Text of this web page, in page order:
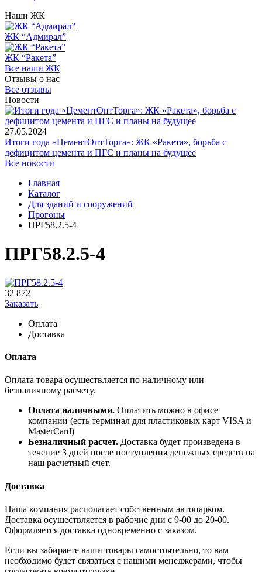
Наши ЖК
ЖК “Адмирал”
ЖК “Ракета”
Все наши ЖК
Отзывы о нас
Все отзывы
Новости
27.05.2024
Итоги года «ЦементОптТорга»: ЖК «Ракета», борьба с
дефицитом цемента и ПГС и планы на будущее
Все новости
Главная
Каталог
Для зданий и сооружений
Прогоны
ПРГ58.2.5-4
ПРГ58.2.5-4
32 872
Заказать
Оплата
Доставка
Оплата
Оплата товара осуществляется по наличному или
безналичному расчету.
Оплата наличными. Оплатить можно в офисе
компании (есть терминал для пластиковых карт VISA и
MasterCard)
Безналичный расчет. Доставка будет произведена в
течение 3 дней после поступления денежных средств на
наш расчетный счет.
Доставка
Наша компания располагает собственным автопарком.
Доставка осуществляется в рабочие дни с 9-00 до 20-00.
Оформляется доставка одновременно с заказом.
Если вы забираете ваши товары самостоятельно, то вам
необходимо будет связаться с нашими менеджерами, чтобы